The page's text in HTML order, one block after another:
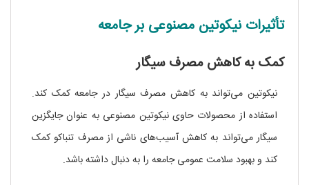
تأثیرات نیکوتین مصنوعی بر جامعه
کمک به کاهش مصرف سیگار
نیکوتین می‌تواند به کاهش مصرف سیگار در جامعه کمک کند.
استفاده از محصولات حاوی نیکوتین مصنوعی به عنوان جایگزین
سیگار می‌تواند به کاهش آسیب‌های ناشی از مصرف تنباکو کمک
کند و بهبود سلامت عمومی جامعه را به دنبال داشته باشد.